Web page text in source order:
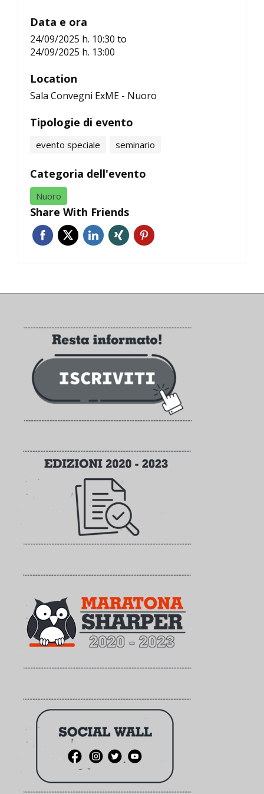
Data e ora
24/09/2025 h. 10:30 to
24/09/2025 h. 13:00
Location
Sala Convegni ExME - Nuoro
Tipologie di evento
evento speciale seminario
Categoria dell'evento
Nuoro
Share With Friends